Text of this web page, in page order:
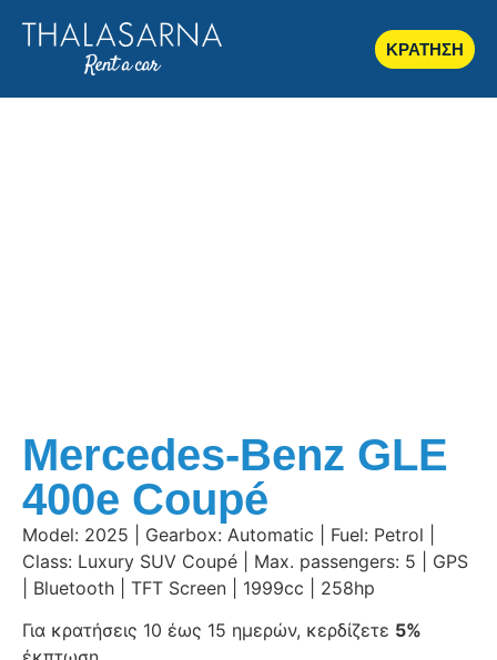
ΚΡΑΤΗΣΗ
Mercedes-Benz GLE
400e Coupé
Model: 2025 | Gearbox: Automatic | Fuel: Petrol |
Class: Luxury SUV Coupé | Max. passengers: 5 | GPS
| Bluetooth | TFT Screen | 1999cc | 258hp
Για κρατήσεις 10 έως 15 ημερών, κερδίζετε 5%